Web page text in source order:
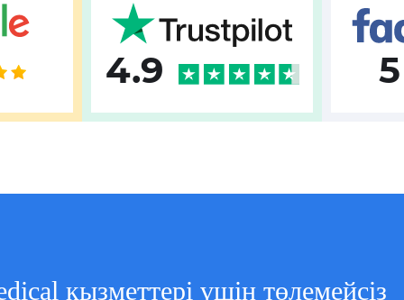
4.9 5
қызметтері үшін төлемейсіз